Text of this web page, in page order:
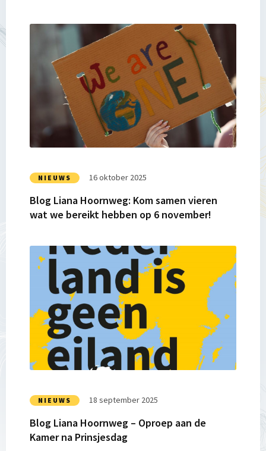
NIEUWS 16 oktober 2025
Blog Liana Hoornweg: Kom samen vieren
wat we bereikt hebben op 6 november!
Hoornweg:
samen
vieren
we
bereikt
hebben
op
november!
NIEUWS 18 september 2025
Blog Liana Hoornweg – Oproep aan de
Kamer na Prinsjesdag
meer
Liana
Hoornweg
Oproep
aan
Kamer
na
Prinsjesdag